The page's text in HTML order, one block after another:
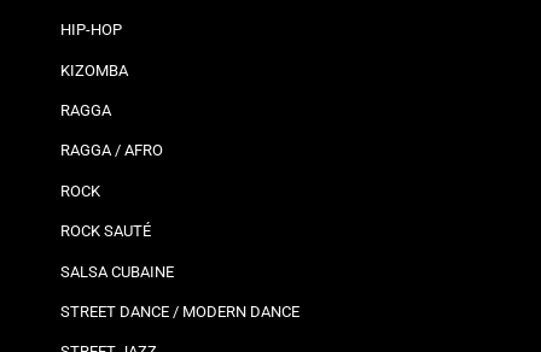
HIP-HOP
KIZOMBA
RAGGA
RAGGA / AFRO
ROCK
ROCK SAUTÉ
SALSA CUBAINE
STREET DANCE / MODERN DANCE